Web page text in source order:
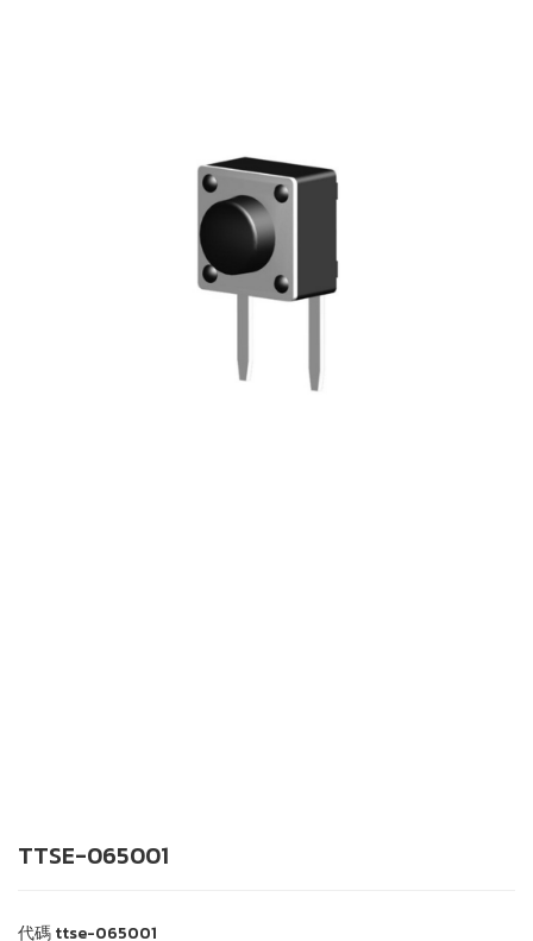
TTSE-065001
代碼ttse-065001